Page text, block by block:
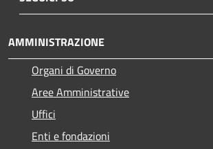
AMMINISTRAZIONE
Organi di Governo
Aree Amministrative
Uffici
Enti e fondazioni